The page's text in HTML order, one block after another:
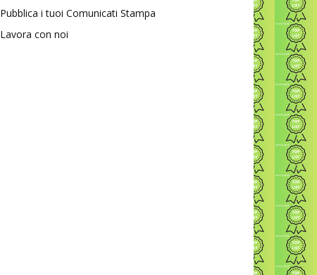
Pubblica i tuoi Comunicati Stampa
Lavora con noi